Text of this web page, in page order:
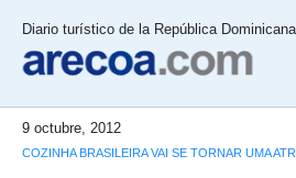
Diario turístico de la República Dominicana
9 octubre, 2012
COZINHA BRASILEIRA VAI SE TORNAR UMA